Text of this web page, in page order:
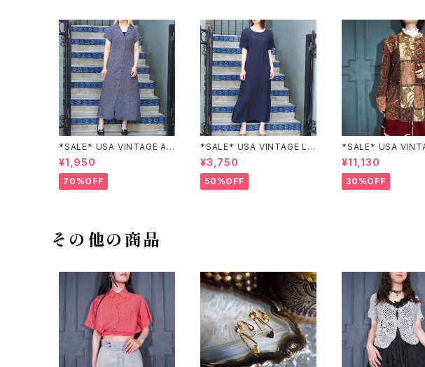
*SALE* USA VINTAGE AN
NEX HALF SLEEVE FLOW
ER PATTERNED ONE PIEC
E/アメリカ古着半袖花柄ワン
ピース
¥1,950
70%OFF
*SALE* USA VINTAGE LIZ
claiborne EMBROIDERY
DESIGN NAVY ONE PIEC
E/アメリカ古着刺繍デザイン
ネイビーワンピース
¥3,750
50%OFF
*SALE* USA
igo moon
MBROIDERY
KET/アメリカ古着パ
ク刺繍ジャケット
¥11,130
30%OFF
その他の商品